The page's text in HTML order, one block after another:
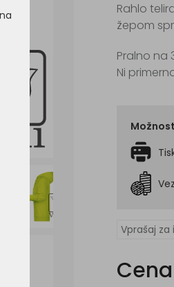
Rahlo
žepom
Pralno na
Ni
Vprašaj